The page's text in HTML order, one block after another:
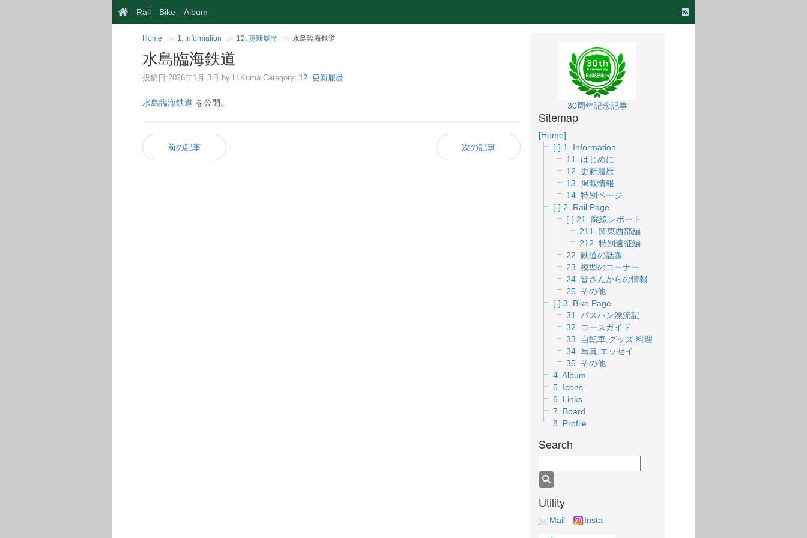
Rail Bike Album
Home 1. Information 12. 更新履歴 水島臨海鉄道
水島臨海鉄道
投稿日:2026年1月 3日 by H.Kuma Category: 12. 更新履歴
水島臨海鉄道 を公開。
前の記事 次の記事
30周年記念記事
Sitemap
[Home]
[-] 1. Information
11. はじめに
12. 更新履歴
13. 掲載情報
14. 特別ページ
[-] 2. Rail Page
[-] 21. 廃線レポート
211. 関東西部編
212. 特別遠征編
22. 鉄道の話題
23. 模型のコーナー
24. 皆さんからの情報
25. その他
[-] 3. Bike Page
31. パスハン漂流記
32. コースガイド
33. 自転車,グッズ,料理
34. 写真,エッセイ
35. その他
4. Album
5. Icons
6. Links
7. Board
8. Profile
Search
Utility
Mail Insta